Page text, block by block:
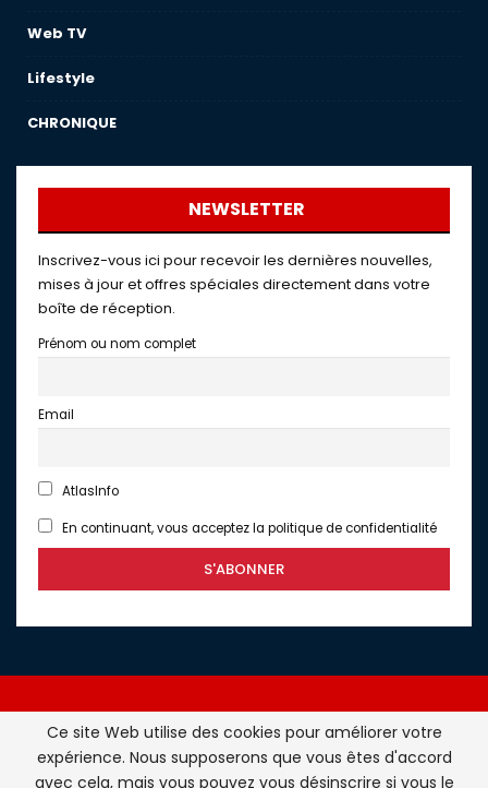
Web TV
Lifestyle
CHRONIQUE
NEWSLETTER
Inscrivez-vous ici pour recevoir les dernières nouvelles,
mises à jour et offres spéciales directement dans votre
boîte de réception.
Prénom ou nom complet
Email
AtlasInfo
En continuant, vous acceptez la politique de confidentialité
Atlasinfo.fr : l'essentiel de l'actualité de la France et du
Ce site Web utilise des cookies pour améliorer votre
expérience. Nous supposerons que vous êtes d'accord
avec cela, mais vous pouvez vous désinscrire si vous le